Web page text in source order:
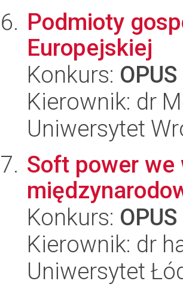
Podmioty
Europejskiej
Konkurs: OPUS
Kierownik: dr
Uniwersytet
Soft power we
Konkurs: OPUS
Kierownik: dr
Uniwersytet